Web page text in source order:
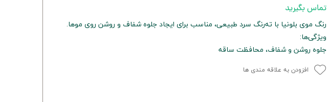
تماس بگیرید
رنگ موی بلونیا با ته‌رنگ سرد طبیعی، مناسب برای ایجاد جلوه شفاف و روشن روی موها.
ویژگی‌ها:
جلوه روشن و شفاف، محافظت ساقه
افزودن به علاقه مندی ها